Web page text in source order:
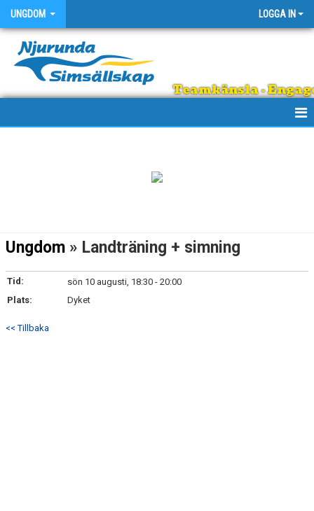
UNGDOM LOGGA IN
Teamkänsla -
Ungdom » Landträning + simning
Tid:
sön 10 augusti, 18:30 - 20:00
Plats:
Dyket
<< Tillbaka